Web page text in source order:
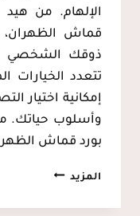
الإلهام. من
قماش
ذوقك الشخصي
تتعدد الخيارات
إمكانية اختيار
وأسلوب حياتك.
بورد قماش
المزيدتفصيل